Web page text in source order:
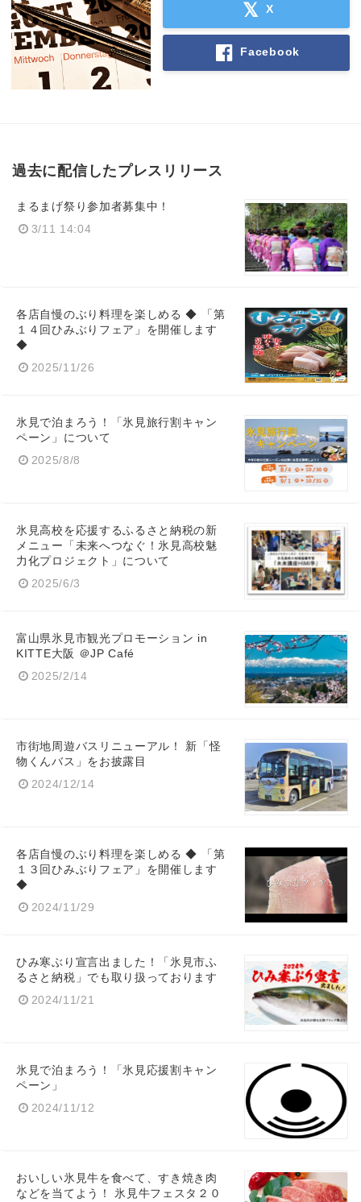
X
Facebook
過去に配信したプレスリリース
まるまげ祭り参加者募集中！
3/11 14:04
各店自慢のぶり料理を楽しめる ◆ 「第
１４回ひみぶりフェア」を開催します
◆
2025/11/26
氷見で泊まろう！「氷見旅行割キャン
ペーン」について
2025/8/8
氷見高校を応援するふるさと納税の新
メニュー「未来へつなぐ！氷見高校魅
力化プロジェクト」について
2025/6/3
富山県氷見市観光プロモーション in
KITTE大阪 ＠JP Café
2025/2/14
市街地周遊バスリニューアル！ 新「怪
物くんバス」をお披露目
2024/12/14
各店自慢のぶり料理を楽しめる ◆ 「第
１３回ひみぶりフェア」を開催します
◆
2024/11/29
ひみ寒ぶり宣言出ました！「氷見市ふ
るさと納税」でも取り扱っております
2024/11/21
氷見で泊まろう！「氷見応援割キャン
ペーン」
2024/11/12
おいしい氷見牛を食べて、すき焼き肉
などを当てよう！ 氷見牛フェスタ２０
Japanese